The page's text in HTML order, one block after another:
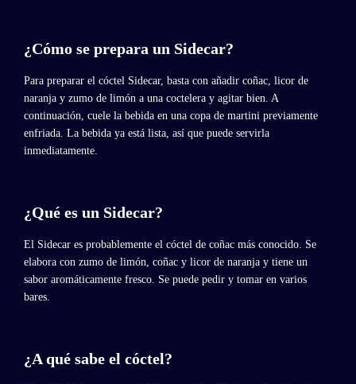
¿Cómo se prepara un Sidecar?
Para preparar el cóctel Sidecar, basta con añadir coñac, licor de
naranja y zumo de limón a una coctelera y agitar bien. A
continuación, cuele la bebida en una copa de martini previamente
enfriada. La bebida ya está lista, así que puede servirla
inmediatamente.
¿Qué es un Sidecar?
El Sidecar es probablemente el cóctel de coñac más conocido. Se
elabora con zumo de limón, coñac y licor de naranja y tiene un
sabor aromáticamente fresco. Se puede pedir y tomar en varios
bares.
¿A qué sabe el cóctel?